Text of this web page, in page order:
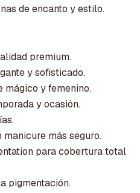
de encanto y estilo.
premium.
y sofisticado.
mágico y femenino.
y ocasión.
manicure más seguro.
para cobertura total
pigmentación.